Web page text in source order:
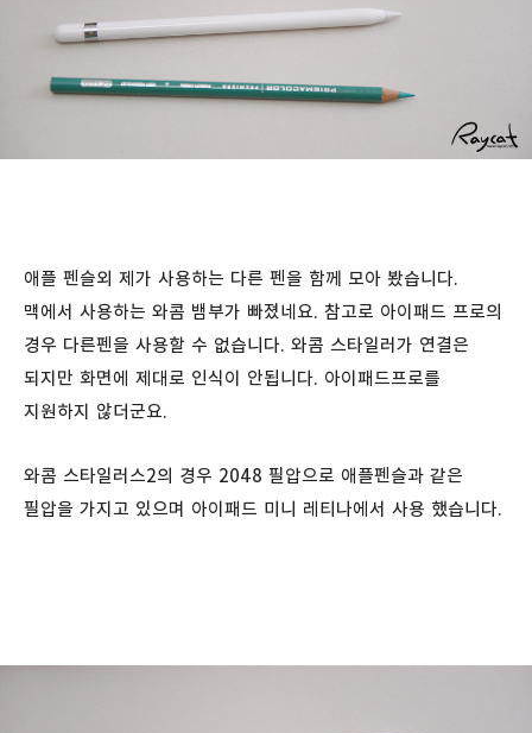
애플 펜슬외 제가 사용하는 다른 펜을 함께 모아 봤습니다.
맥에서 사용하는 와콤 뱀부가 빠졌네요. 참고로 아이패드 프로의
경우 다른펜을 사용할 수 없습니다. 와콤 스타일러가 연결은
되지만 화면에 제대로 인식이 안됩니다. 아이패드프로를
지원하지 않더군요.
와콤 스타일러스2의 경우 2048 필압으로 애플펜슬과 같은
필압을 가지고 있으며 아이패드 미니 레티나에서 사용 했습니다.